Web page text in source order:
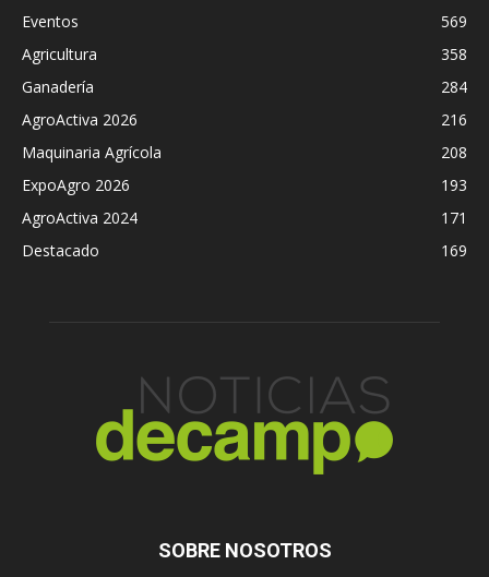
Eventos
569
Agricultura
358
Ganadería
284
AgroActiva 2026
216
Maquinaria Agrícola
208
ExpoAgro 2026
193
AgroActiva 2024
171
Destacado
169
SOBRE NOSOTROS